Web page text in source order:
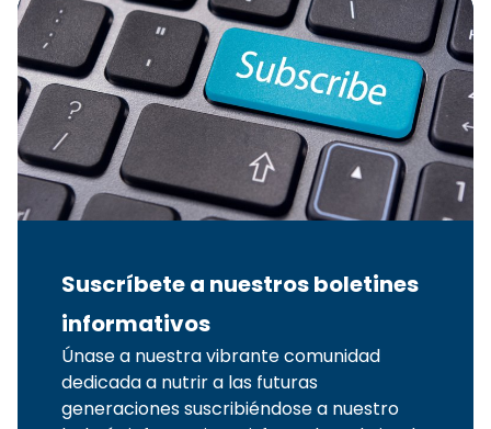
Suscríbete a nuestros boletines
informativos
Únase a nuestra vibrante comunidad
dedicada a nutrir a las futuras
generaciones suscribiéndose a nuestro